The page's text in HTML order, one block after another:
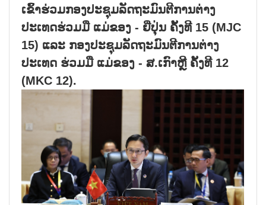
ເຂົ້າຮ່ວມກອງປະຊຸມລັດຖະມົນຕີການຕ່າງ
ປະເທດຮ່ວມມື ແມ່ຂອງ - ຍີ່ປຸ່ນ ຄັ້ງທີ 15 (MJC
15) ແລະ ກອງປະຊຸມລັດຖະມົນຕີການຕ່າງ
ປະເທດ ຮ່ວມມື ແມ່ຂອງ - ສ.ເກົາຫຼີ ຄັ້ງທີ 12
(MKC 12).